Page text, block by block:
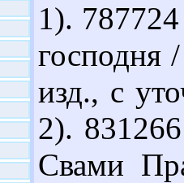
1).
господня
изд., с
2).
Свами